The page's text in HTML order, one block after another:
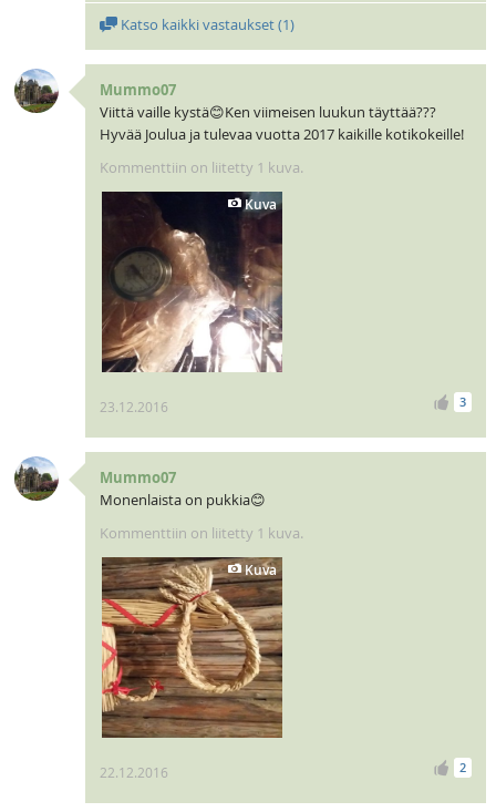
Katso kaikki vastaukset (1)
Mummo07
Viittä vaille kystä😊Ken viimeisen luukun täyttää???
Hyvää Joulua ja tulevaa vuotta 2017 kaikille kotikokeille!
Kommenttiin on liitetty 1 kuva.
Kuva
3
23.12.2016
Mummo07
Monenlaista on pukkia😊
Kommenttiin on liitetty 1 kuva.
Kuva
2
22.12.2016